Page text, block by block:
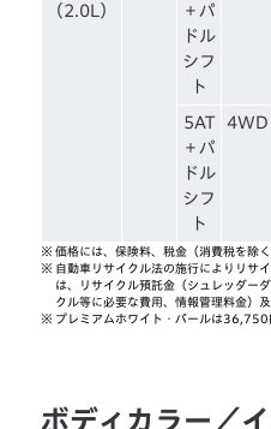
（2.0L）
＋パ
ドル
シフ
ト
5AT
＋パ
ドル
シフ
ト
4WD
※ 価格には、保険料、税金（消費税を除
※ 自動車リサイクル法の施行によりリサ
は、リサイクル預託金（シュレッダー
クル等に必要な費用、情報管理料金）
※ プレミアムホワイト・パールは
ボディカラー／